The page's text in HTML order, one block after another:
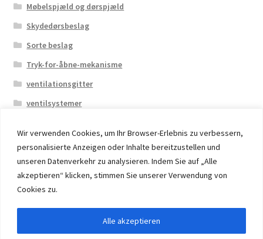
Wir verwenden Cookies, um Ihr Browser-Erlebnis zu verbessern,
personalisierte Anzeigen oder Inhalte bereitzustellen und
unseren Datenverkehr zu analysieren. Indem Sie auf „Alle
akzeptieren“ klicken, stimmen Sie unserer Verwendung von
Cookies zu.
Alle akzeptieren
Møbelspjæld og dørspjæld
Skydedørsbeslag
Sorte beslag
Tryk-for-åbne-mekanisme
ventilationsgitter
ventilsystemer
© 2026 Eruon Trade UG, Germany, member of the ERUON